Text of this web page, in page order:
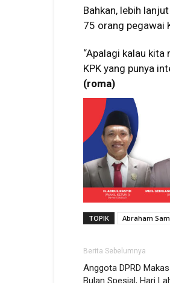
Bahkan, lebih
75 orang pegawai
“Apalagi kalau
KPK yang punya
(roma)
TOPIK Abraham
Berita Sebelumnya
Anggota DPRD
Bulan Spesial, Hari